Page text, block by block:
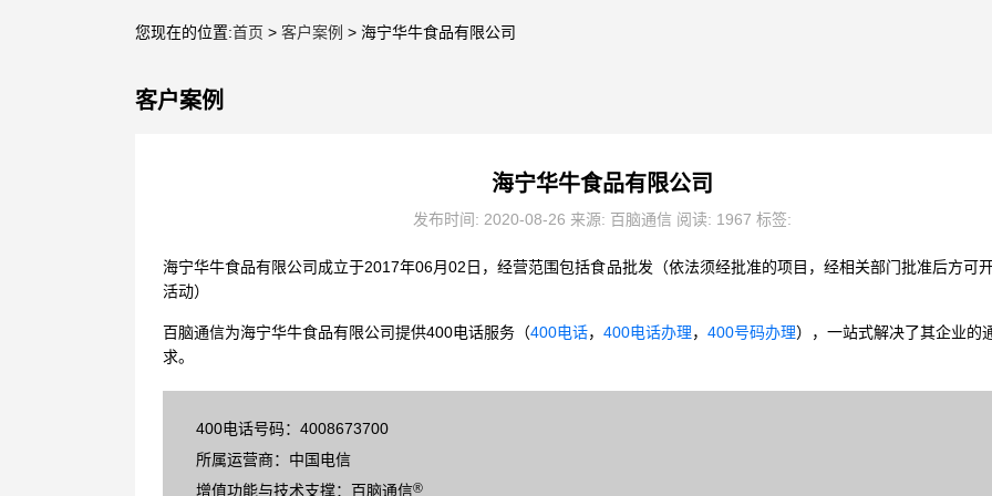
您现在的位置:首页 > 客户案例 > 海宁华牛食品有限公司
客户案例
海宁华牛食品有限公司
发布时间: 2020-08-26 来源: 百脑通信 阅读: 1967 标签:
海宁华牛食品有限公司成立于2017年06月02日，经营范围包括食品批发（依法须经批准的项目，经相关部门批准后方可
活动）
百脑通信为海宁华牛食品有限公司提供400电话服务（400电话， 400电话办理， 400号码办理），一站式解决了其企业的
求。
400电话号码：4008673700
所属运营商：中国电信
增值功能与技术支撑：百脑通信®